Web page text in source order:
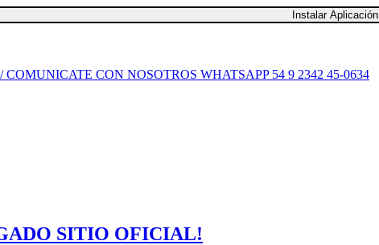
Instalar Aplicación
CON NOSOTROS WHATSAPP 54 9 2342 45-0634
SITIO OFICIAL!